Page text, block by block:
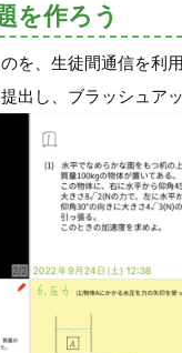
を作ろう
を、生徒間通信を利
出し、ブラッシュア